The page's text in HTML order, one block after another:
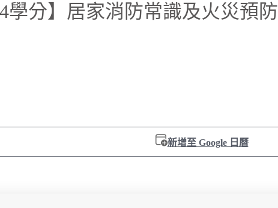
學分】居家消防常識及火災預防
新增至 Google 日曆